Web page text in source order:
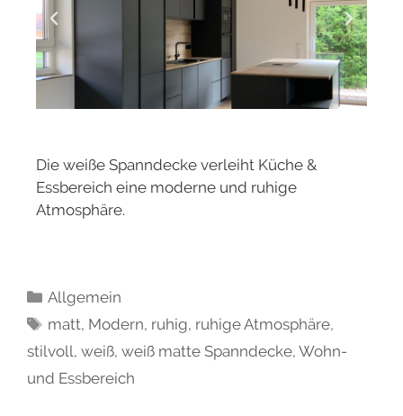
Die weiße Spanndecke verleiht Küche &
Essbereich eine moderne und ruhige
Atmosphäre.
Allgemein
matt, Modern, ruhig, ruhige Atmosphäre,
stilvoll, weiß, weiß matte Spanndecke, Wohn-
und Essbereich